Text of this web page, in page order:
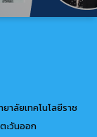
าลัยเทคโนโลยีราช
ะวันออก